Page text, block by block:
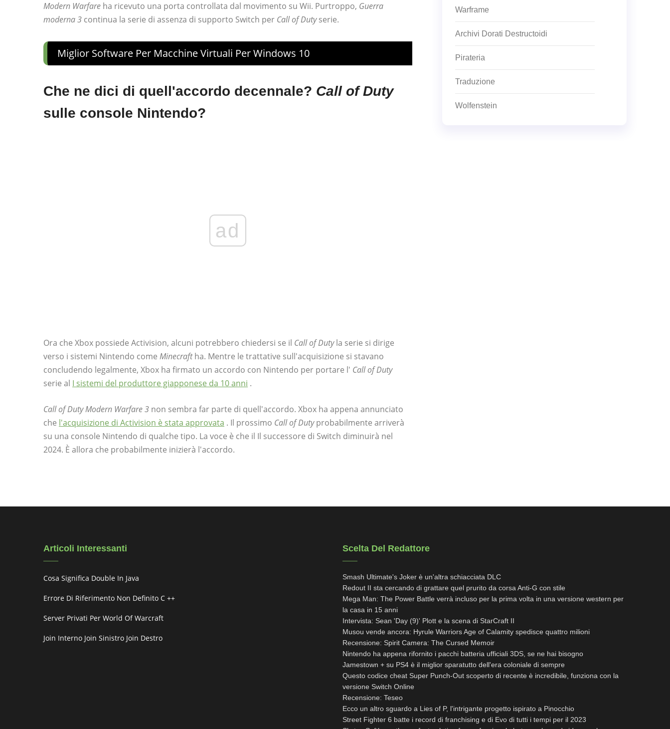
Modern Warfare ha ricevuto una porta controllata dal movimento su Wii. Purtroppo, Guerra
moderna 3 continua la serie di assenza di supporto Switch per Call of Dutyserie.
Miglior Software Per Macchine Virtuali Per Windows 10
Che ne dici di quell'accordo decennale? Call of Duty
sulle console Nintendo?
ad
Ora che Xbox possiede Activision, alcuni potrebbero chiedersi se il Call of Dutyla serie si dirige
verso i sistemi Nintendo come Minecraftha. Mentre le trattative sull'acquisizione si stavano
concludendo legalmente, Xbox ha firmato un accordo con Nintendo per portare l' Call of Duty
serie al I sistemi del produttore giapponese da 10 anni .
Call of Duty Modern Warfare 3 non sembra far parte di quell'accordo. Xbox ha appena annunciato
che l'acquisizione di Activision è stata approvata . Il prossimo Call of Dutyprobabilmente arriverà
su una console Nintendo di qualche tipo. La voce è che il Il successore di Switch diminuirà nel
2024. È allora che probabilmente inizierà l'accordo.
Warframe
Archivi Dorati Destructoidi
Pirateria
Traduzione
Wolfenstein
Articoli Interessanti
Cosa Significa Double In Java
Errore Di Riferimento Non Definito C ++
Server Privati ​​per World Of Warcraft
Join Interno Join Sinistro Join Destro
Scelta Del Redattore
Smash Ultimate's Joker è un'altra schiacciata DLC
Redout II sta cercando di grattare quel prurito da corsa Anti-G con stile
Mega Man: The Power Battle verrà incluso per la prima volta in una versione western per
la casa in 15 anni
Intervista: Sean 'Day (9)' Plott e la scena di StarCraft II
Musou vende ancora: Hyrule Warriors Age of Calamity spedisce quattro milioni
Recensione: Spirit Camera: The Cursed Memoir
Nintendo ha appena rifornito i pacchi batteria ufficiali 3DS, se ne hai bisogno
Jamestown + su PS4 è il miglior sparatutto dell'era coloniale di sempre
Questo codice cheat Super Punch-Out scoperto di recente è incredibile, funziona con la
versione Switch Online
Recensione: Teseo
Ecco un altro sguardo a Lies of P, l'intrigante progetto ispirato a Pinocchio
Street Fighter 6 batte i record di franchising e di Evo di tutti i tempi per il 2023